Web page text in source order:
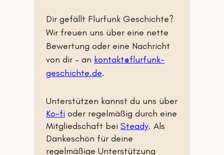
Dir gefällt Flurfunk Geschichte?
Wir freuen uns über eine nette
Bewertung oder eine Nachricht
von dir – an kontakt@flurfunk-
geschichte.de.
Unterstützen kannst du uns über
Ko-fi oder regelmäßig durch eine
Mitgliedschaft bei Steady. Als
Dankeschön für deine
regelmäßige Unterstützung